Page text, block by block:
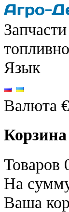
Язык
Валюта €
Корзина
Товаров
На
Ваша